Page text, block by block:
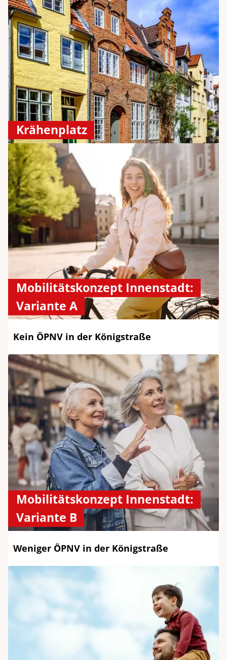
Krähenplatz
Mobilitätskonzept Innenstadt:
Variante A
Kein ÖPNV in der Königstraße
Mobilitätskonzept Innenstadt:
Variante B
Weniger ÖPNV in der Königstraße